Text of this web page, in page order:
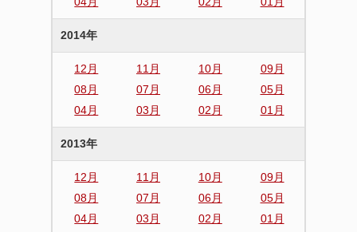
2014年
12月 11月 10月
09月
08月
07月 06月
05月
04月
03月 02月 01月
2013年
12月 11月 10月
09月
08月
07月 06月
05月
04月
03月 02月 01月